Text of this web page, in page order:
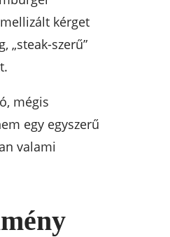
kérget
„steak-szerű”
mégis
egy egyszerű
valami